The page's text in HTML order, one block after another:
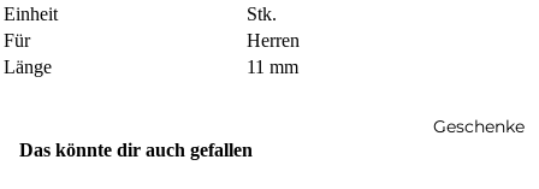
Geschenke
Einheit
Stk.
Für
Herren
Länge
11 mm
Das könnte dir auch gefallen